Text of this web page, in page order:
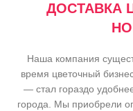
ДОСТАВКА
Наша компания
время цветочный
— стал гораздо
города. Мы приобрели